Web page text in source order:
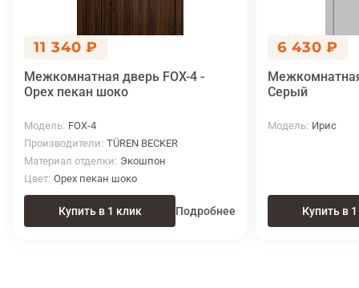
11 340 ₽
Межкомнатная дверь FOX-4 -
Орех пекан шоко
Модель FOX-4
Производители TÜREN BECKER
Материал отделки Экошпон
Цвет Орех пекан шоко
Купить в 1 клик Подробнее
6 430 ₽
Серый
Модель Ирис
Купить в